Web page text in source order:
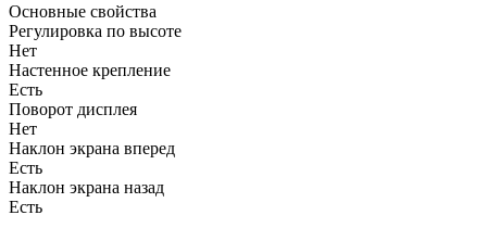
Основные свойства
Регулировка по высоте
Нет
Настенное крепление
Есть
Поворот дисплея
Нет
Наклон экрана вперед
Есть
Наклон экрана назад
Есть